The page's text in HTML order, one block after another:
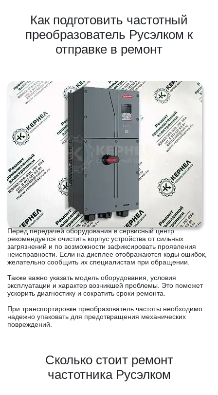
Как подготовить частотный
преобразователь Русэлком к
отправке в ремонт
Перед передачей оборудования в сервисный центр
рекомендуется очистить корпус устройства от сильных
загрязнений и по возможности зафиксировать проявления
неисправности. Если на дисплее отображаются коды ошибок,
желательно сообщить их специалистам при обращении.
Также важно указать модель оборудования, условия
эксплуатации и характер возникшей проблемы. Это поможет
ускорить диагностику и сократить сроки ремонта.
При транспортировке преобразователь частоты необходимо
надежно упаковать для предотвращения механических
повреждений.
Сколько стоит ремонт
частотника Русэлком